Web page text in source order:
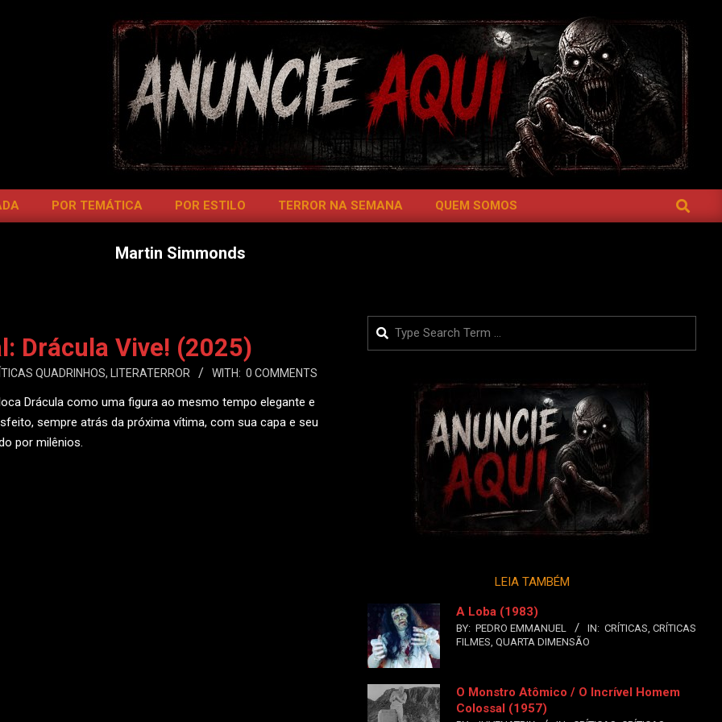
POR TEMÁTICA POR ESTILO TERROR NA SEMANA QUEM SOMOS SEARCH
Martin Simmonds
Drácula Vive! (2025)
QUADRINHOS, LITERATERROR WITH: 0 COMMENTS
Drácula como uma figura ao mesmo tempo elegante e
sempre atrás da próxima vítima, com sua capa e seu
por milênios.
Search
LEIA TAMBÉM
A Loba (1983)
BY: PEDRO EMMANUEL IN: CRÍTICAS, CRÍTICAS
FILMES, QUARTA DIMENSÃO
O Monstro Atômico / O Incrível Homem
Colossal (1957)